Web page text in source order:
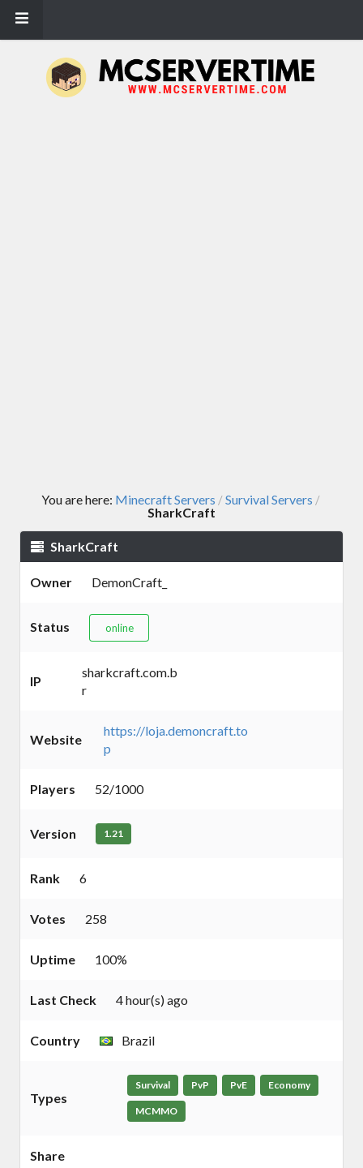
You are here: Minecraft Servers /Survival Servers /
SharkCraft
SharkCraft
Owner DemonCraft_
Status online
IP
sharkcraft.com.b
r
Website
https://loja.demoncraft.to
p
Players 52/1000
Version 1.21
Rank 6
Votes 258
Uptime 100%
Last Check 4 hour(s) ago
Country Brazil
Types
Survival PvP PvE Economy
MCMMO
Share